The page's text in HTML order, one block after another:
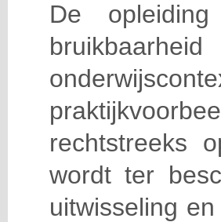
De
rechtstreeks
wordt ter
uitwisseling